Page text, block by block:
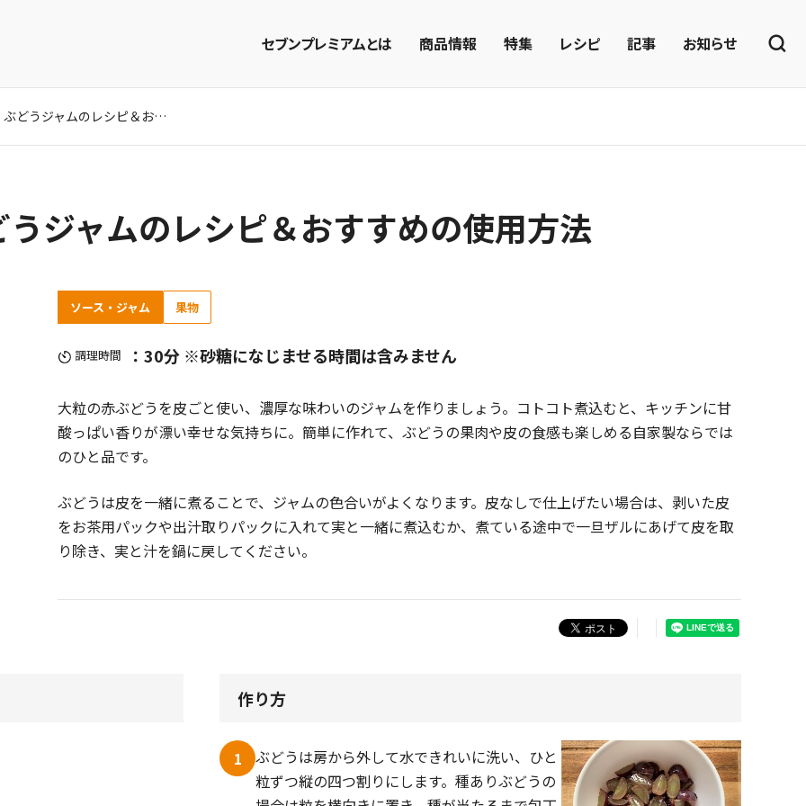
セブンプレミアムとは 商品情報 特集 レシピ 記事 お知らせ
贅沢な味わい。ぶどうジャムのレシピ＆おすすめの使用方法
ジャムのレシピ＆おすすめの使用方法
ソース・ジャム 果物
調理時間 ：30分 ※砂糖になじませる時間は含みません
大粒の赤ぶどうを皮ごと使い、濃厚な味わいのジャムを作りましょう。コトコト煮込むと、キッチンに甘
酸っぱい香りが漂い幸せな気持ちに。簡単に作れて、ぶどうの果肉や皮の食感も楽しめる自家製ならでは
のひと品です。
ぶどうは皮を一緒に煮ることで、ジャムの色合いがよくなります。皮なしで仕上げたい場合は、剥いた皮
をお茶用パックや出汁取りパックに入れて実と一緒に煮込むか、煮ている途中で一旦ザルにあげて皮を取
り除き、実と汁を鍋に戻してください。
作り方
1
ぶどうは房から外して水できれいに洗い、ひと
粒ずつ縦の四つ割りにします。種ありぶどうの